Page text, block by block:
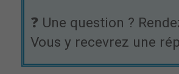
❓ Une question ?
Vous y recevrez une